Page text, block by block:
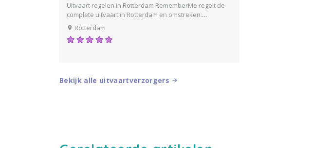
Uitvaart regelen in Rotterdam RememberMe regelt de
complete uitvaart in Rotterdam en omstreken:
persoonlijk, warm en op maat. Wij staan voor een
uitvaart met een gekleurd randje. Dit wil zeggen dat wij
een uniek afscheid verzorgen dat helemaal bij jou...
Rotterdam
Bekijk alle uitvaartverzorgers